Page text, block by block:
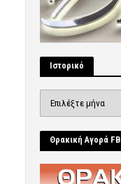
Ιστορικό
Θρακική Αγορά FB